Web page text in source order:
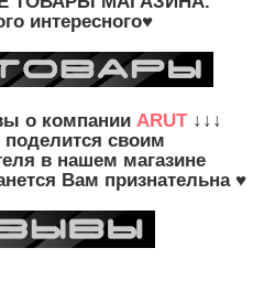
интересного♥
о компании ARUT↓↓↓
поделится своим
в нашем магазине
Вам признательна ♥